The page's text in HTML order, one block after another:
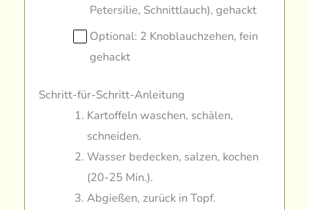
Petersilie, Schnittlauch), gehackt
Optional: 2 Knoblauchzehen, fein
gehackt
Schritt-für-Schritt-Anleitung
Kartoffeln waschen, schälen,
schneiden.
Wasser bedecken, salzen, kochen
(20-25 Min.).
Abgießen, zurück in Topf.